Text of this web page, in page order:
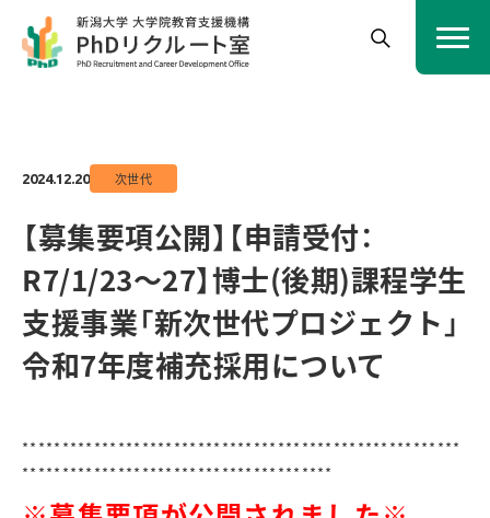
2024.12.20 次世代
【募集要項公開】【申請受付：
R7/1/23～27】博士(後期)課程学生
支援事業「新次世代プロジェクト」
令和7年度補充採用について
*******************************************************
***************************************